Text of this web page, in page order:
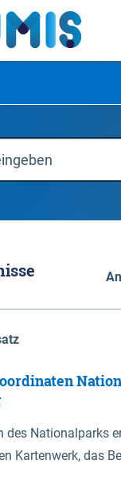
des Nationalparks
Kartenwerk, das